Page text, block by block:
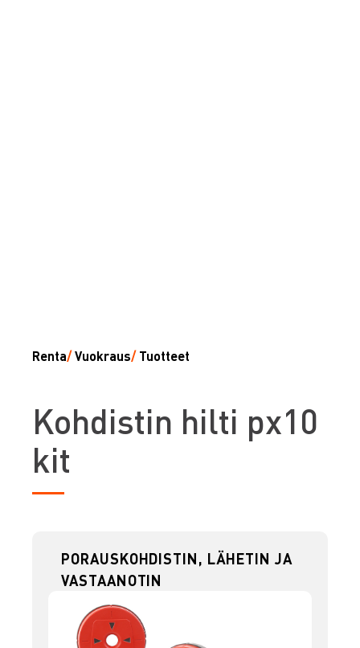
Renta/Vuokraus/ Tuotteet
Kohdistin hilti px10
kit
PORAUSKOHDISTIN, LÄHETIN JA
VASTAANOTIN